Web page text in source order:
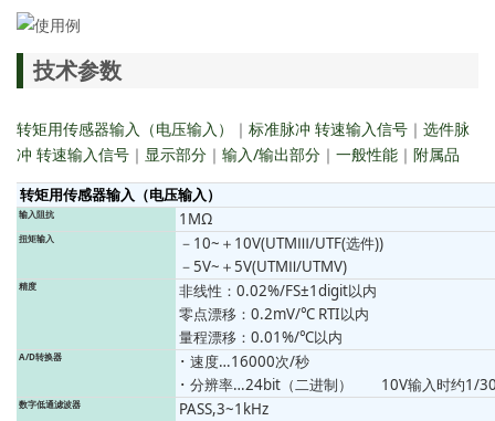
技术参数
转矩用传感器输入（电压输入） ｜ 标准脉冲 转速输入信号 ｜ 选件脉
冲 转速输入信号 ｜ 显示部分 ｜ 输入/输出部分 ｜ 一般性能 ｜ 附属品
转矩用传感器输入（电压输入）
输入阻抗 1MΩ
扭矩输入
－10~＋10V(UTMⅢ/UTF(选件))
－5V~＋5V(UTMⅡ/UTMV)
精度
非线性：0.02%/FS±1digit以内
零点漂移：0.2mV/℃ RTI以内
量程漂移：0.01%/℃以内
A/D转换器
･ 速度…16000次/秒
･ 分辨率…24bit（二进制） 10V输入时约1/
数字低通滤波器 PASS,3~1kHz